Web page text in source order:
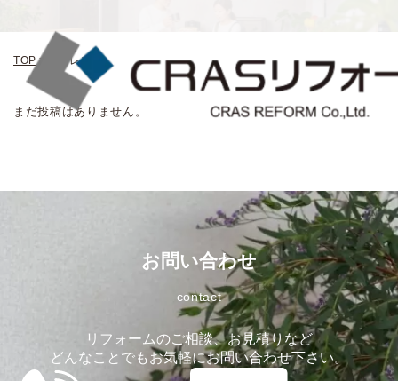
TOP> ストレス
まだ投稿はありません。
お問い合わせ
contact
リフォームのご相談、お見積りなど
どんなことでもお気軽にお問い合わせ下さい。